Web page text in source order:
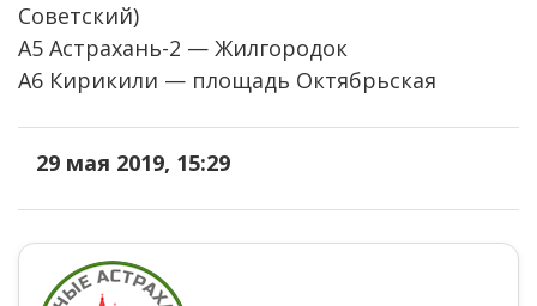
Советский)
А5 Астрахань-2 — Жилгородок
А6 Кирикили — площадь Октябрьская
29 мая 2019, 15:29